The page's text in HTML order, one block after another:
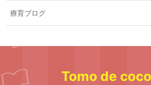
療育ブログ
Tomo de